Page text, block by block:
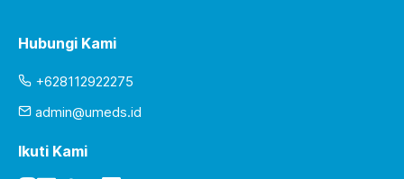
Hubungi Kami
+628112922275
admin@umeds.id
Ikuti Kami